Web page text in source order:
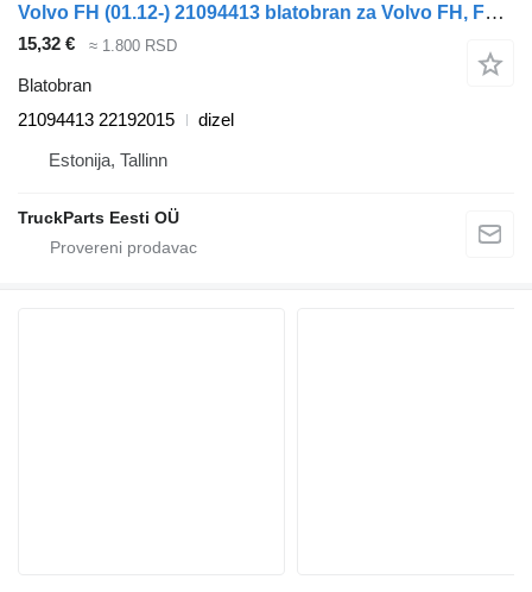
Volvo FH (01.12-) 21094413 blatobran za Volvo FH, FM, FMX-4 series (2013-) tegljača
15,32 € ≈ 1.800 RSD
Blatobran
21094413 22192015
dizel
Estonija, Tallinn
TruckParts Eesti OÜ